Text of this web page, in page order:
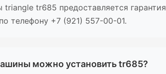
tr685 предоставляется
телефону +7 (921) 557-00-01.
можно установить tr685?